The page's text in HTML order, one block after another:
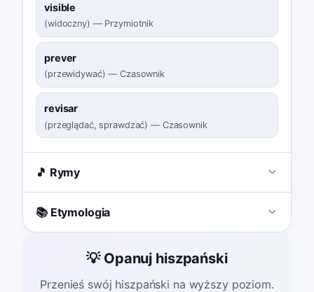
visible
(widoczny) — Przymiotnik
prever
(przewidywać) —Czasownik
revisar
(przeglądać, sprawdzać) — Czasownik
🎵 Rymy
📚 Etymologia
💡 Opanuj hiszpański
Przenieś swój hiszpański na wyższy poziom.